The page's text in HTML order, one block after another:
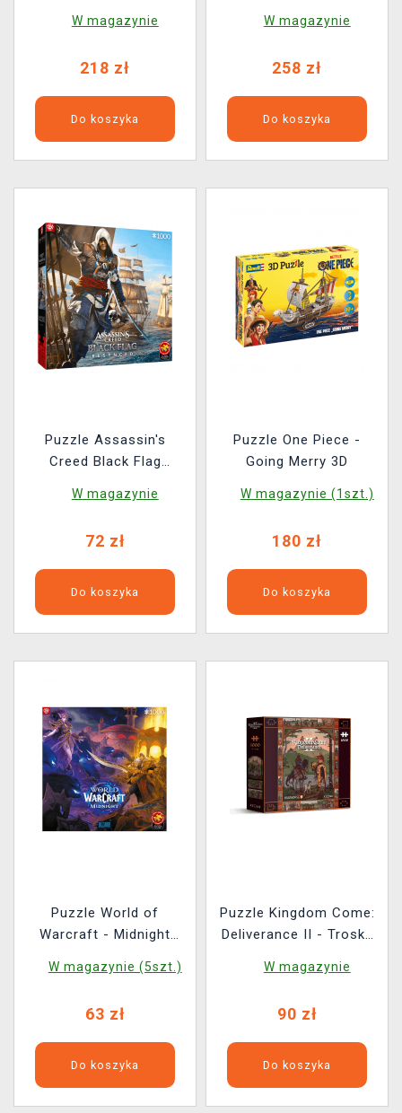
W magazynie
218 zł
Do koszyka
na Troski + Keyart
W magazynie
258 zł
Do koszyka
Puzzle Assassin's
Creed Black Flag
W magazynie
72 zł
Do koszyka
Puzzle One Piece -
Going Merry 3D
W magazynie (1szt.)
180 zł
Do koszyka
Puzzle World of
Warcraft - Midnight
Loot)
W magazynie (5szt.)
63 zł
Do koszyka
Puzzle Kingdom Come:
Deliverance II - Trosky
W magazynie
90 zł
Do koszyka